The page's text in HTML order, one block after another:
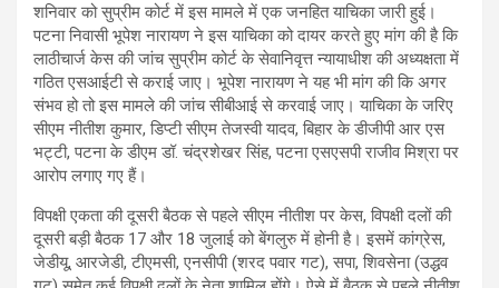
शनिवार को सुप्रीम कोर्ट में इस मामले में एक जनहित याचिका जारी हुई।
पटना निवासी भूपेश नारायण ने इस याचिका को दायर करते हुए मांग की है कि
लाठीचार्ज केस की जांच सुप्रीम कोर्ट के सेवानिवृत्त न्यायाधीश की अध्यक्षता में
गठित एसआईटी से कराई जाए। भूपेश नारायण ने यह भी मांग की कि अगर
संभव हो तो इस मामले की जांच सीबीआई से करवाई जाए। याचिका के जरिए
सीएम नीतीश कुमार, डिप्टी सीएम तेजस्वी यादव, बिहार के डीजीपी आर एस
भट्टी, पटना के डीएम डॉ. चंद्रशेखर सिंह, पटना एसएसपी राजीव मिश्रा पर
आरोप लगाए गए हैं।
विपक्षी एकता की दूसरी बैठक से पहले सीएम नीतीश पर केस, विपक्षी दलों की
दूसरी बड़ी बैठक 17 और 18 जुलाई को बेंगलुरु में होनी है। इसमें कांग्रेस,
जेडीयू, आरजेडी, टीएमसी, एनसीपी (शरद पवार गट), सपा, शिवसेना (उद्धव